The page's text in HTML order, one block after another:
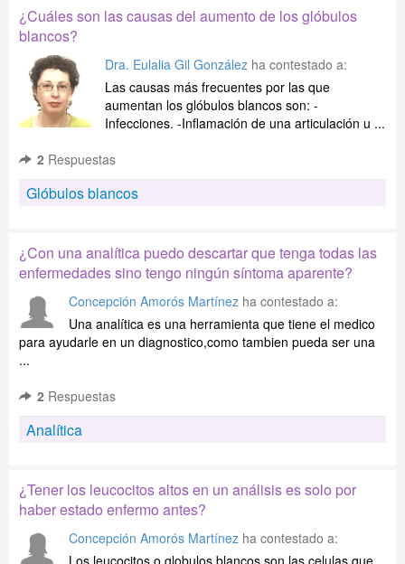
¿Cuáles son las causas del aumento de los glóbulos
blancos?
Dra. Eulalia Gil González ha contestado a:
Las causas más frecuentes por las que
aumentan los glóbulos blancos son: -
Infecciones. -Inflamación de una articulación u ...
2 Respuestas
Glóbulos blancos
¿Con una analítica puedo descartar que tenga todas las
enfermedades sino tengo ningún síntoma aparente?
Concepción Amorós Martínez ha contestado a:
Una analítica es una herramienta que tiene el medico
para ayudarle en un diagnostico,como tambien pueda ser una
...
2 Respuestas
Analítica
¿Tener los leucocitos altos en un análisis es solo por
haber estado enfermo antes?
Concepción Amorós Martínez ha contestado a:
Los leucocitos o globulos blancos,son las celulas que